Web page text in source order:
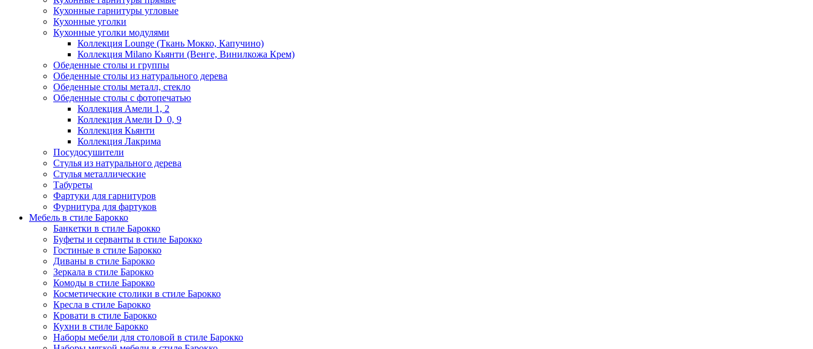
Кухонные гарнитуры угловые
Кухонные уголки
Кухонные уголки модулями
Коллекция Lounge (Ткань Мокко, Капучино)
Коллекция Milano Кьянти (Венге, Винилкожа Крем)
Обеденные столы и группы
Обеденные столы из натурального дерева
Обеденные столы металл, стекло
Обеденные столы с фотопечатью
Коллекция Амели 1, 2
Коллекция Амели D_0, 9
Коллекция Кьянти
Коллекция Лакрима
Посудосушители
Стулья из натурального дерева
Стулья металлические
Табуреты
Фартуки для гарнитуров
Фурнитура для фартуков
Мебель в стиле Барокко
Банкетки в стиле Барокко
Буфеты и серванты в стиле Барокко
Гостиные в стиле Барокко
Диваны в стиле Барокко
Зеркала в стиле Барокко
Комоды в стиле Барокко
Косметические столики в стиле Барокко
Кресла в стиле Барокко
Кровати в стиле Барокко
Кухни в стиле Барокко
Наборы мебели для столовой в стиле Барокко